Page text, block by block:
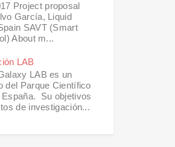
Project proposal
García, Liquid
SAVT (Smart
About m...
LAB
LAB es un
del Parque Científico
España. Su objetivos
de investigación...